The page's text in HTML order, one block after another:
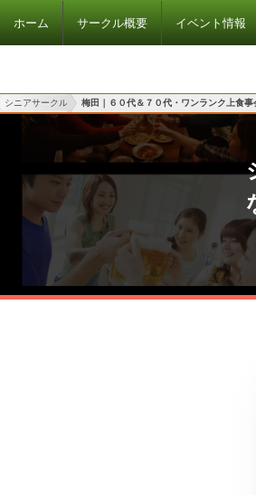
ホーム サークル概要 イベント情報
シニアサークル 梅田｜６０代＆７０代・ワンランク上食